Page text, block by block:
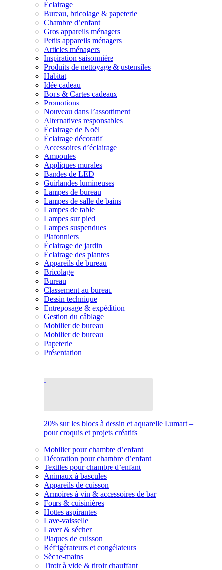
Éclairage
Bureau, bricolage & papeterie
Chambre d’enfant
Gros appareils ménagers
Petits appareils ménagers
Articles ménagers
Inspiration saisonnière
Produits de nettoyage & ustensiles
Habitat
Idée cadeau
Bons & Cartes cadeaux
Promotions
Nouveau dans l’assortiment
Alternatives responsables
Éclairage de Noël
Éclairage décoratif
Accessoires d’éclairage
Ampoules
Appliques murales
Bandes de LED
Guirlandes lumineuses
Lampes de bureau
Lampes de salle de bains
Lampes de table
Lampes sur pied
Lampes suspendues
Plafonniers
Éclairage de jardin
Éclairage des plantes
Appareils de bureau
Bricolage
Bureau
Classement au bureau
Dessin technique
Entreposage & expédition
Gestion du câblage
Mobilier de bureau
Mobilier de bureau
Papeterie
Présentation
20% sur les blocs à dessin et aquarelle Lumart –
pour croquis et projets créatifs
Mobilier pour chambre d’enfant
Décoration pour chambre d’enfant
Textiles pour chambre d’enfant
Animaux à bascules
Appareils de cuisson
Armoires à vin & accessoires de bar
Fours & cuisinières
Hottes aspirantes
Lave-vaisselle
Laver & sécher
Plaques de cuisson
Réfrigérateurs et congélateurs
Sèche-mains
Tiroir à vide & tiroir chauffant